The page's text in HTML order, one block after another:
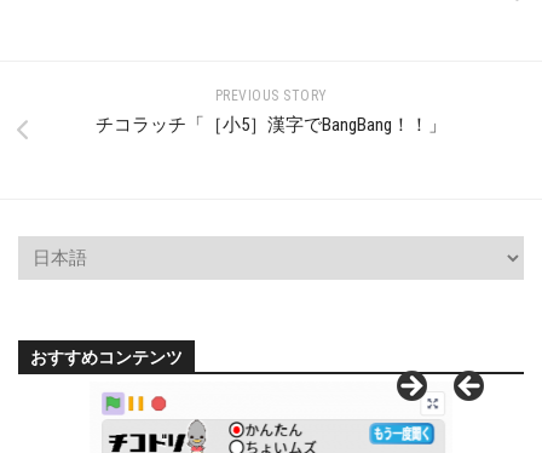
PREVIOUS STORY
チコラッチ「［小5］漢字でBangBang！！」
おすすめコンテンツ